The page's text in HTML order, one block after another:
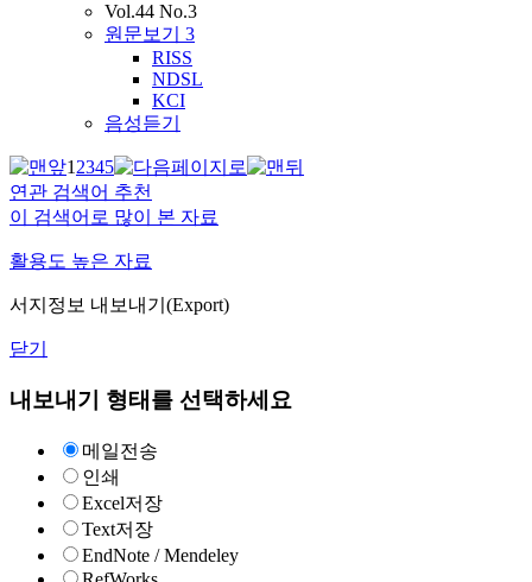
Vol.44 No.3
원문보기 3
RISS
NDSL
KCI
음성듣기
12345
연관 검색어 추천
이 검색어로 많이 본 자료
활용도 높은 자료
서지정보 내보내기(Export)
닫기
내보내기 형태를 선택하세요
메일전송
인쇄
Excel저장
Text저장
EndNote / Mendeley